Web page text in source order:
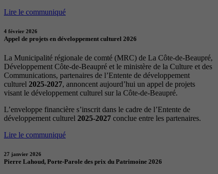
Lire le communiqué
4 février 2026
Appel de projets en développement culturel 2026
La Municipalité régionale de comté (MRC) de La Côte-de-Beaupré,
Développement Côte-de-Beaupré et le ministère de la Culture et des
Communications, partenaires de l’Entente de développement
culturel 2025-2027, annoncent aujourd’hui un appel de projets
visant le développement culturel sur la Côte-de-Beaupré.
L’enveloppe financière s’inscrit dans le cadre de l’Entente de
développement culturel 2025-2027 conclue entre les partenaires.
Lire le communiqué
27 janvier 2026
Pierre Lahoud, Porte-Parole des prix du Patrimoine 2026